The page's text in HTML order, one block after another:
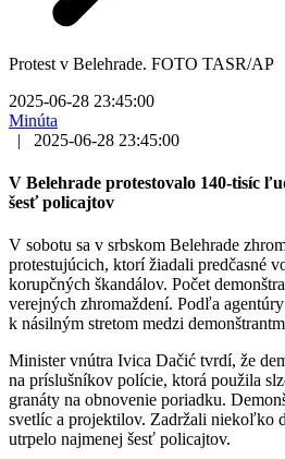
Protest v Belehrade. FOTO TASR/AP
2025-06-28 23:45:00
Minúta
|
2025-06-28 23:45:00
V Belehrade protestovalo 140-tisíc
šesť policajtov
V sobotu sa v srbskom Belehrade
protestujúcich, ktorí žiadali predčasné
korupčných škandálov. Počet
verejných zhromaždení. Podľa
k násilným stretom medzi
Minister vnútra Ivica Dačić tvrdí, že
na príslušníkov polície, ktorá použila
granáty na obnovenie poriadku.
svetlíc a projektilov. Zadržali niekoľko
utrpelo najmenej šesť policajtov.